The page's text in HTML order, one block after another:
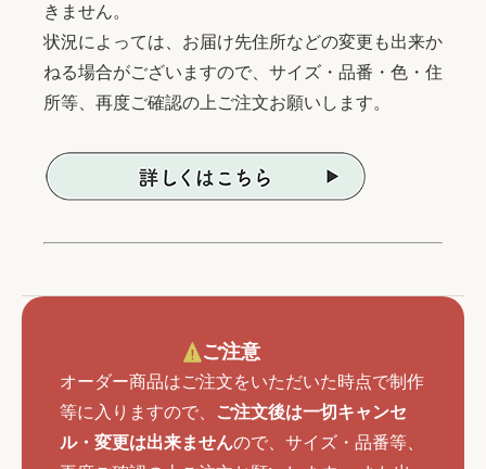
きません。
状況によっては、お届け先住所などの変更も出来か
ねる場合がございますので、サイズ・品番・色・住
所等、再度ご確認の上ご注文お願いします。
ご注意
オーダー商品はご注文をいただいた時点で制作
等に入りますので、
ご注文後は一切キャンセ
ル・変更は出来ませんので、サイズ・品番等、